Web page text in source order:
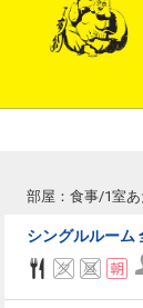
部屋：食事/1室あ
シングルルーム
ーセレクシ
が指定した商品が利
ーセレクション・